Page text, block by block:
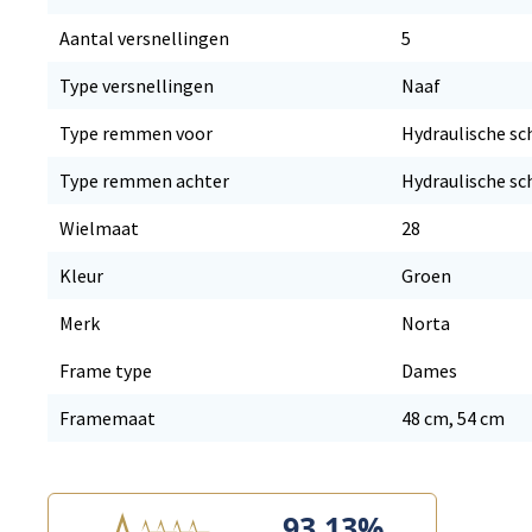
Aantal versnellingen
5
Type versnellingen
Naaf
Type remmen voor
Hydraulische
Type remmen achter
Hydraulische
Wielmaat
28
Kleur
Groen
Merk
Norta
Frame type
Dames
Framemaat
48 cm, 54 cm